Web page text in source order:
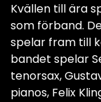
Kvällen till ära
som förband.
spelar fram till
bandet spelar
tenorsax,
pianos, Felix